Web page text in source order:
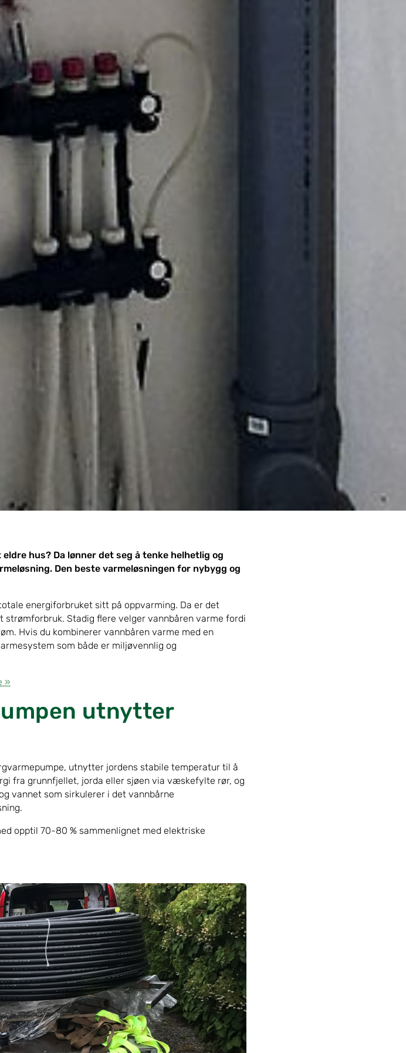
hus? Da lønner det seg å tenke helhetlig og
Den beste varmeløsningen for nybygg og
energiforbruket sitt på oppvarming. Da er det
Stadig flere velger vannbåren varme fordi
Hvis du kombinerer vannbåren varme med en
som både er miljøvennlig og
»
utnytter
utnytter jordens stabile temperatur til å
fra grunnfjellet, jorda eller sjøen via væskefylte rør, og
vannet som sirkulerer i det vannbårne
opptil 70-80 % sammenlignet med elektriske